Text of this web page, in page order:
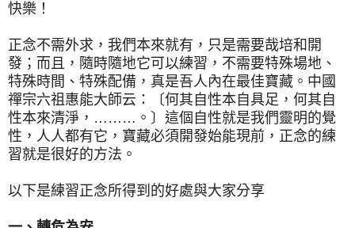
快樂！
正念不需外求，我們本來就有，只是需要哉培和開
發；而且，隨時隨地它可以練習，不需要特殊場地、
特殊時間、特殊配備，真是吾人內在最佳寶藏。中國
禪宗六祖惠能大師云：〔何其自性本自具足，何其自
性本來清淨，………。〕這個自性就是我們靈明的覺
性，人人都有它，寶藏必須開發始能現前，正念的練
習就是很好的方法。
以下是練習正念所得到的好處與大家分享